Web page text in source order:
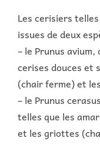
Les cerisiers
issues de deux
– le Prunus
cerises douces et
(chair ferme) et
– le Prunus
telles que les
et les griottes